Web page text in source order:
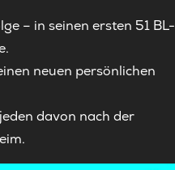
– in seinen ersten 51 BL-
neuen persönlichen
davon nach der